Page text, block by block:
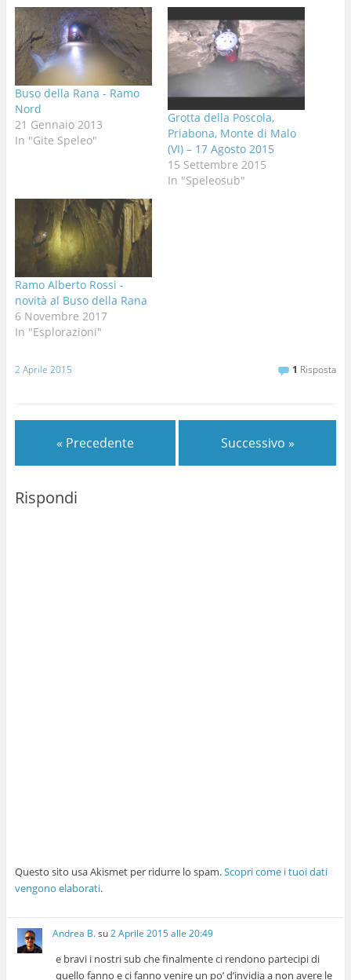
Buso della Rana - Ramo
Nord
21 Gennaio 2013
In "Gite Speleo"
Grotta della Poscola,
Priabona, Monte di Malo
(VI) – 17 Agosto 2015
15 Settembre 2015
In "Speleosub"
Ramo Alberto Rossi -
novità al Buso della Rana
6 Novembre 2017
In "Esplorazioni"
2 Aprile 2015 1 Risposta
« Precedente Successivo »
Rispondi
Questo sito usa Akismet per ridurre lo spam.Scopri come i tuoi dati
vengono elaborati.
Andrea B.su2 Aprile 2015 alle 20:49
e bravi i nostri sub che finalmente ci rendono partecipi di
quello fanno e ci fanno venire un po’ d’invidia a non avere le